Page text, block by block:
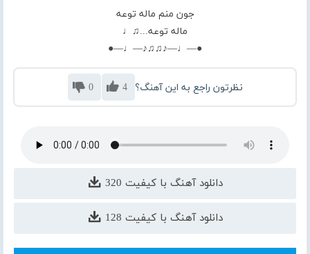
جون منم ماله توعه
ماله توعه...♫♩
●—♩—♪♫♫♪—♩—●
نظرتون راجع به این آهنگ؟ 4
0
دانلود آهنگ با کیفیت 320
دانلود آهنگ با کیفیت 128